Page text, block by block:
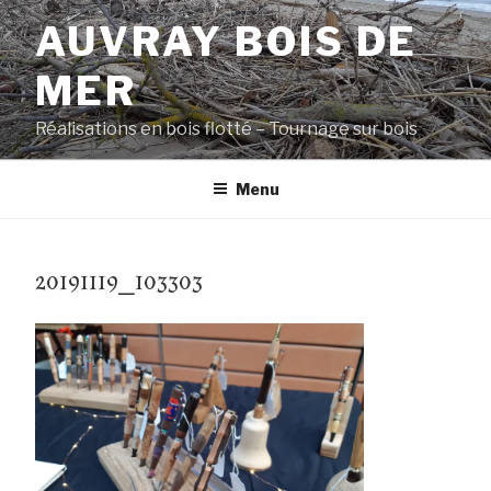
Aller
au
contenu
principal
AUVRAY BOIS DE
MER
Réalisations en bois flotté – Tournage sur bois
Menu
20191119_103303